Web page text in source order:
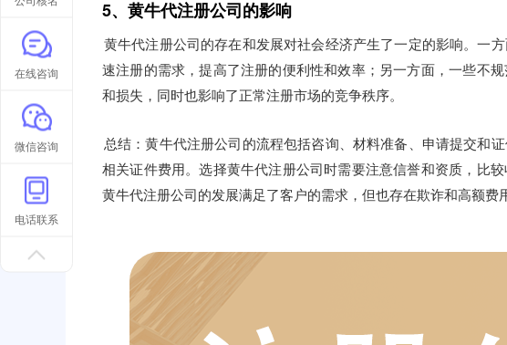
5、黄牛代注册公司的影响
黄牛代注册公司的存在和发展对社会经济产生了一定的影响。一
速注册的需求，提高了注册的便利性和效率；另一方面，一些不
和损失，同时也影响了正常注册市场的竞争秩序。
总结：黄牛代注册公司的流程包括咨询、材料准备、申请提交和
相关证件费用。选择黄牛代注册公司时需要注意信誉和资质，比
黄牛代注册公司的发展满足了客户的需求，但也存在欺诈和高额费
在线咨询
微信咨询
电话联系